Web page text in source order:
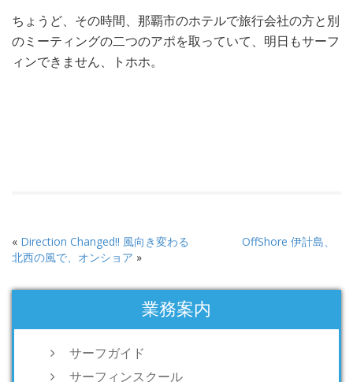
ちょうど、その時間、那覇市のホテルで旅行会社の方と別
のミーティングの二つのアポを取っていて、明日もサーフ
ィンできません、トホホ。
« Direction Changed!! 風向き変わる
OffShore 伊計島、
北西の風で、オンショア »
業務案内
サーフガイド
サーフィンスクール